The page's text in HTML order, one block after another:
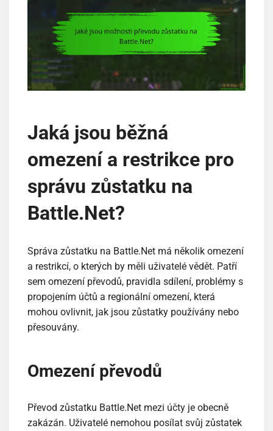
Jaká jsou běžná
omezení a restrikce pro
správu zůstatku na
Battle.Net?
Správa zůstatku na Battle.Net má několik omezení
a restrikcí, o kterých by měli uživatelé vědět. Patří
sem omezení převodů, pravidla sdílení, problémy s
propojením účtů a regionální omezení, která
mohou ovlivnit, jak jsou zůstatky používány nebo
přesouvány.
Omezení převodů
Převod zůstatku Battle.Net mezi účty je obecně
zakázán. Uživatelé nemohou posílat svůj zůstatek